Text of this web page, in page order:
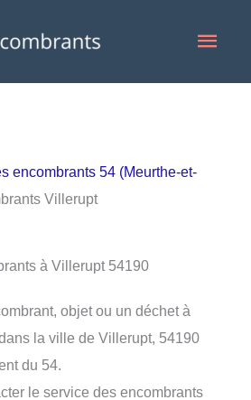
encombrants 54 (Meurthe-et-
Villerupt
à Villerupt 54190
objet ou un déchet à
la ville de Villerupt, 54190
du 54.
le service des encombrants